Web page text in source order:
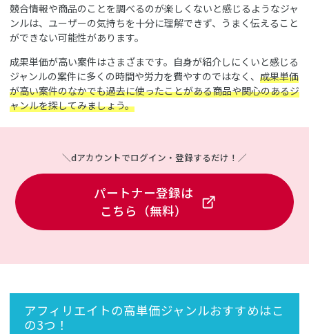
競合情報や商品のことを調べるのが楽しくないと感じるようなジャ
ンルは、ユーザーの気持ちを十分に理解できず、うまく伝えること
ができない可能性があります。
成果単価が高い案件はさまざまです。自身が紹介しにくいと感じる
ジャンルの案件に多くの時間や労力を費やすのではなく、 成果単価
が高い案件のなかでも過去に使ったことがある商品や関心のあるジ
ャンルを探してみましょう。
＼dアカウントでログイン・登録するだけ！／
パートナー登録は
こちら（無料）
アフィリエイトの高単価ジャンルおすすめはこ
の3つ！